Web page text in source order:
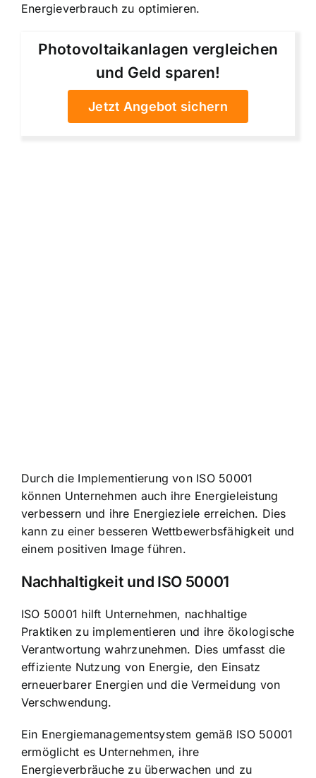
Energieverbrauch zu optimieren.
Photovoltaikanlagen vergleichen
und Geld sparen!
Jetzt Angebot sichern
Durch die Implementierung von ISO 50001
können Unternehmen auch ihre Energieleistung
verbessern und ihre Energieziele erreichen. Dies
kann zu einer besseren Wettbewerbsfähigkeit und
einem positiven Image führen.
Nachhaltigkeit und ISO 50001
ISO 50001 hilft Unternehmen, nachhaltige
Praktiken zu implementieren und ihre ökologische
Verantwortung wahrzunehmen. Dies umfasst die
effiziente Nutzung von Energie, den Einsatz
erneuerbarer Energien und die Vermeidung von
Verschwendung.
Ein Energiemanagementsystem gemäß ISO 50001
ermöglicht es Unternehmen, ihre
Energieverbräuche zu überwachen und zu